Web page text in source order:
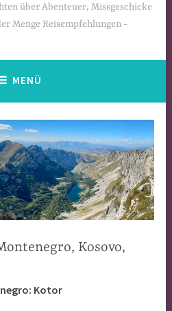
über Abenteuer, Missgeschicke
Menge Reisempfehlungen
MENÜ
Kosovo,
Kotor